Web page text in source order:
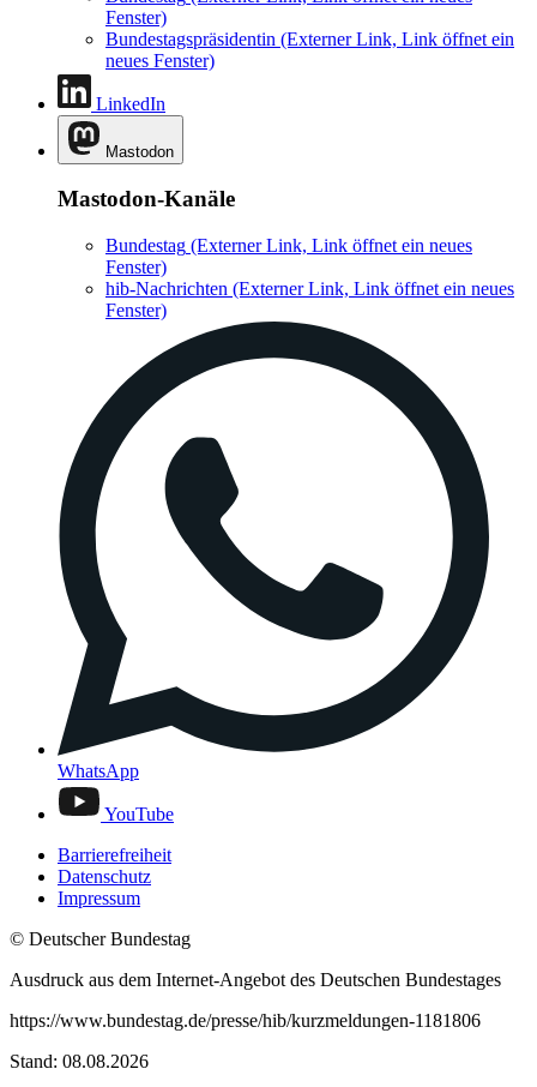
Fenster)
Bundestagspräsidentin (Externer Link, Link öffnet ein
neues Fenster)
LinkedIn
Mastodon
Mastodon-Kanäle
Bundestag (Externer Link, Link öffnet ein neues
Fenster)
hib-Nachrichten (Externer Link, Link öffnet ein neues
Fenster)
WhatsApp
YouTube
Barrierefreiheit
Datenschutz
Impressum
© Deutscher Bundestag
Ausdruck aus dem Internet-Angebot des Deutschen Bundestages
https://www.bundestag.de/presse/hib/kurzmeldungen-1181806
Stand: 08.08.2026